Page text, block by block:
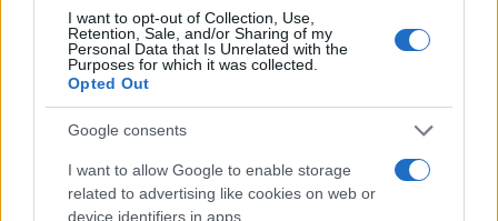
I want to opt-out of Collection, Use,
Retention, Sale, and/or Sharing of my
Personal Data that Is Unrelated with the
Purposes for which it was collected.
Opted Out
Google consents
I want to allow Google to enable storage
related to advertising like cookies on web or
device identifiers in apps.
sarebbe accaduto se un militante di destra avesse
attaccato un leader europeista? I quotidiani
avrebbero parlato della sua passione per le poesie
o avrebbero sfornato decine di filippiche sul
ritorno del fascismo?
In queste ore abbiamo assistito a titoli abbastanza